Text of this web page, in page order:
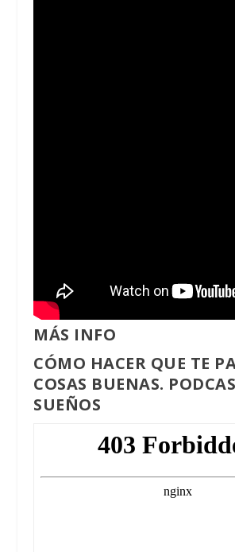
MÁS INFO
CÓMO HACER QUE TE
COSAS BUENAS.
SUEÑOS